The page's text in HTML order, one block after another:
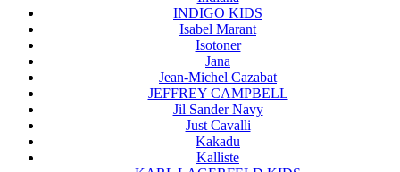
INDIGO KIDS
Isabel Marant
Isotoner
Jana
Jean-Michel Cazabat
JEFFREY CAMPBELL
Jil Sander Navy
Just Cavalli
Kakadu
Kalliste